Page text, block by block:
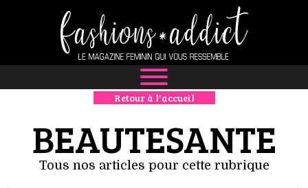
NEWS
MODE
LUXE
Retour à l'accueil
BEAUTESANTE
Tous nos articles pour cette rubrique